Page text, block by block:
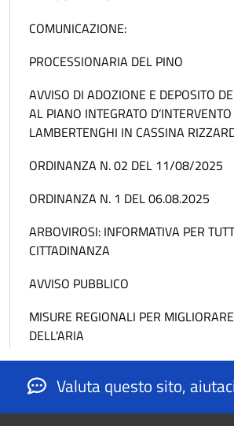
COMUNICAZIONE:
PROCESSIONARIA DEL PINO
AVVISO DI ADOZIONE E DEPOSITO
AL PIANO INTEGRATO
LAMBERTENGHI IN CASSINA
ORDINANZA N. 02 DEL 11/08/2025
ORDINANZA N. 1 DEL 06.08.2025
ARBOVIROSI: INFORMATIVA PER
CITTADINANZA
AVVISO PUBBLICO
MISURE REGIONALI PER
DELL'ARIA
Valuta questo sito,